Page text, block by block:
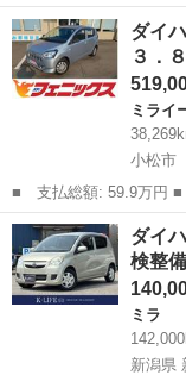
名： ダイハツ ■ 車
ブレコーダー ＥＴＣ
軽減システム...
石川 金沢市 ム
ダイ
３．
ミライ
小松市
■ 支払総額: 59.9万円 ■ 車両本体価格： 519,000 円 ■ メーカー
名： ダイハツ ■ 車
ＡＩＩＩ☆走行３．８
ｏｔｈ☆オー...
石川 小松市 ミ
ダイ
検整備
ミラ
新潟県